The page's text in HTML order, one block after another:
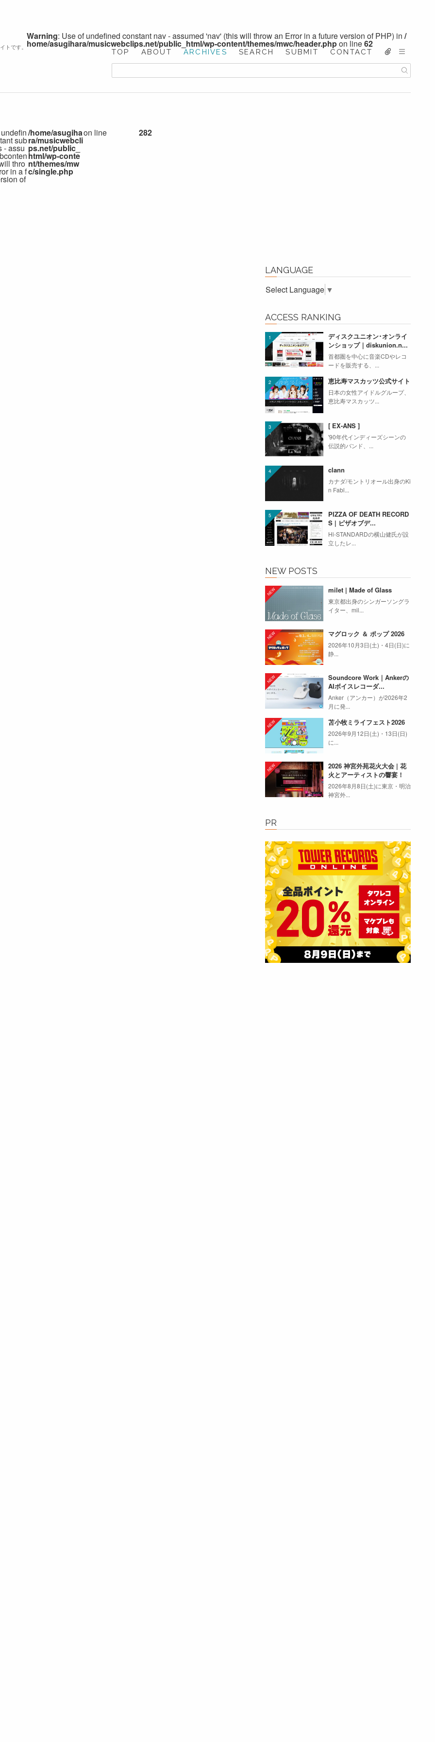
トです。
Warning: Use of undefined constant nav - assumed 'nav' (this will throw an Error in a future version of PHP) in /
home/asugihara/musicwebclips.net/public_html/wp-content/themes/mwc/header.phpon line62
TOP ABOUT ARCHIVES SEARCH SUBMIT CONTACT
sub
- assu
thro
in a f
of
/home/asugiha
ra/musicwebcli
ps.net/public_
html/wp-conte
nt/themes/mw
c/single.php
on line 282
LANGUAGE
Select Language ▼
ACCESS RANKING
ディスクユニオン･オンライ
ンショップ｜diskunion.n...
首都圏を中心に音楽CDやレコ
ードを販売する、...
恵比寿マスカッツ公式サイト
日本の女性アイドルグループ、
恵比寿マスカッツ...
[ EX-ANS ]
'90年代インディーズシーンの
伝説的バンド、...
clann
カナダ/モントリオール出身のKi
n Fabl...
PIZZA OF DEATH RECORD
S | ピザオブデ...
Hi-STANDARDの横山健氏が設
立したレ...
NEW POSTS
milet | Made of Glass
東京都出身のシンガーソングラ
イター、mil...
マグロック ＆ ポップ 2026
2026年10月3日(土)・4日(日)に
静...
Soundcore Work｜Ankerの
AIボイスレコーダ...
Anker（アンカー）が2026年2
月に発...
苫小牧ミライフェスト2026
2026年9月12日(土)・13日(日)
に...
2026 神宮外苑花火大会 | 花
火とアーティストの響宴！
2026年8月8日(土)に東京・明治
神宮外...
PR